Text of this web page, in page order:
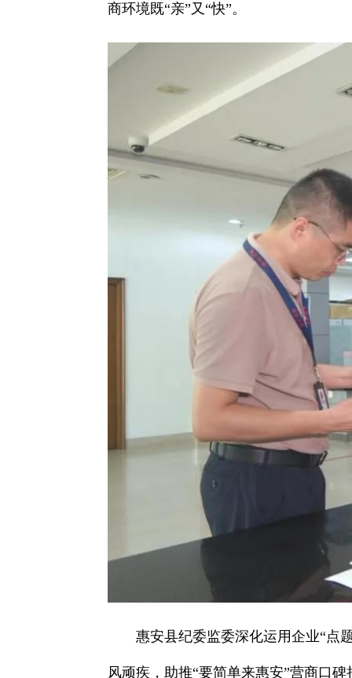
商环境既“亲”又“快”。
惠安县纪委监委深化运用企业“点
风顽疾，助推“要简单来惠安”营商口